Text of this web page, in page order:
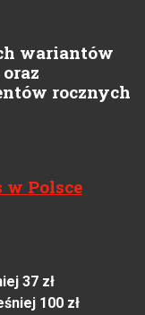
wariantów
rocznych
Polsce
37 zł
100 zł